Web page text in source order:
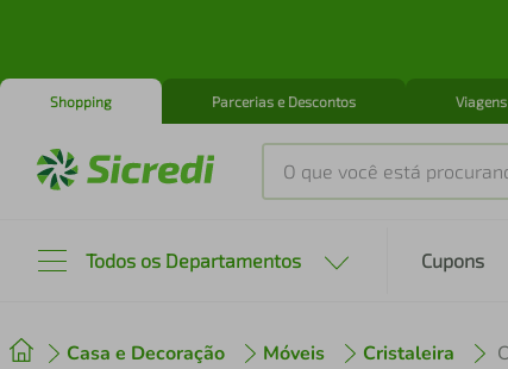
Shopping Parcerias e Descontos Viagens
O que você está procurando?
Todos os Departamentos Cupons
Casa e Decoração Móveis Cristaleira
º cafeteira